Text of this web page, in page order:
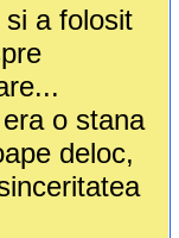
a folosit
o stana
deloc,